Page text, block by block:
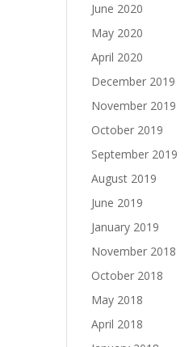
June 2020
May 2020
April 2020
December 2019
November 2019
October 2019
September 2019
August 2019
June 2019
January 2019
November 2018
October 2018
May 2018
April 2018